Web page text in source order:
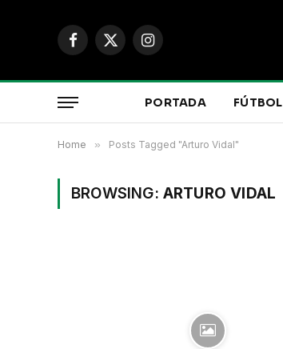
Facebook
X
Instagram
PORTADA FÚTBOL
Home » Posts Tagged "Arturo Vidal"
BROWSING: ARTURO VIDAL